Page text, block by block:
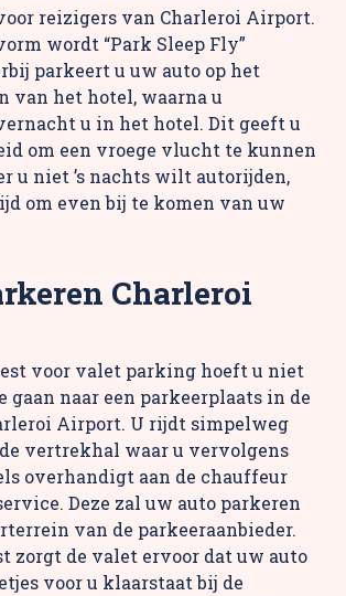
reizigers van Charleroi Airport.
wordt “Park Sleep Fly”
parkeert u uw auto op het
van het hotel, waarna u
u in het hotel. Dit geeft u
om een vroege vlucht te kunnen
u niet ’s nachts wilt autorijden,
om even bij te komen van uw
Charleroi
voor valet parking hoeft u niet
gaan naar een parkeerplaats in de
Airport. U rijdt simpelweg
vertrekhal waar u vervolgens
overhandigt aan de chauffeur
Deze zal uw auto parkeren
van de parkeeraanbieder.
zorgt de valet ervoor dat uw auto
voor u klaarstaat bij de